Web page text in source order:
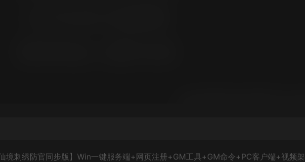
境刺绣防官同步版】Win一键服务端+网页注册+GM工具+GM命令+PC客户端+视频架